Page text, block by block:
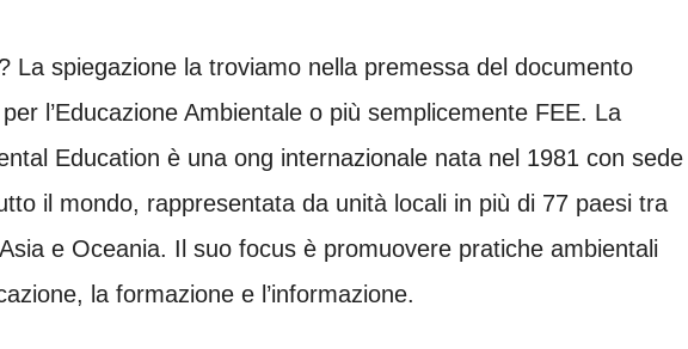
La spiegazione la troviamo nella premessa del documento
l’Educazione Ambientale o più semplicemente FEE. La
Education è una ong internazionale nata nel 1981 con sede
il mondo, rappresentata da unità locali in più di 77 paesi tra
e Oceania. Il suo focus è promuovere pratiche ambientali
la formazione e l’informazione.